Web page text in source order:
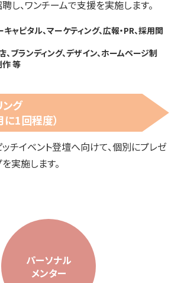
し、ワンチームで支援を実施します。
ャピタル、マーケティング、広報・PR、採用関
ブランディング、デザイン、ホームページ制
作 等
ング
に1回程度）
チイベント登壇へ向けて、個別にプレゼ
実施します。
パーソナル
メンター